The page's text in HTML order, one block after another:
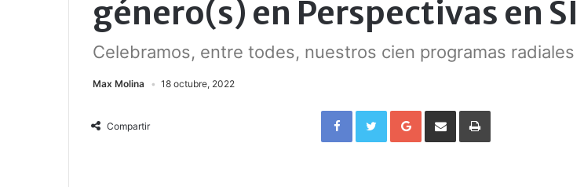
género(s) en Perspectivas en SI
Celebramos, entre todes, nuestros cien programas radiales
Max Molina 18 octubre, 2022
Compartir
FacebookTwitterGoogle+Compartir por correo electrónicoImprimir